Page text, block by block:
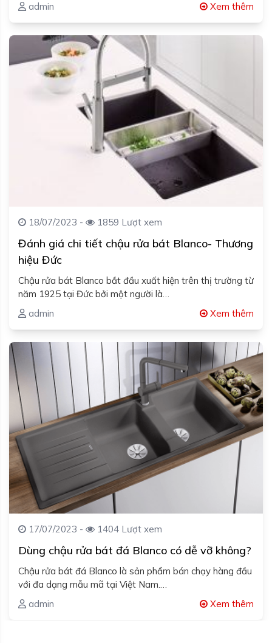
admin
Xem thêm
18/07/2023 - 1859 Lượt xem
Đánh giá chi tiết chậu rửa bát Blanco- Thương
hiệu Đức
Chậu rửa bát Blanco bắt đầu xuất hiện trên thị trường từ
năm 1925 tại Đức bởi một người là…
admin
Xem thêm
17/07/2023 - 1404 Lượt xem
Dùng chậu rửa bát đá Blanco có dễ vỡ không?
Chậu rửa bát đá Blanco là sản phẩm bán chạy hàng đầu
với đa dạng mẫu mã tại Việt Nam.…
admin
Xem thêm